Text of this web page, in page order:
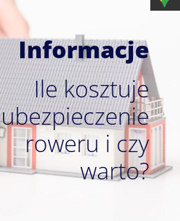
Informacje
Ile kosztuje
ubezpieczenie
roweru i czy
warto?